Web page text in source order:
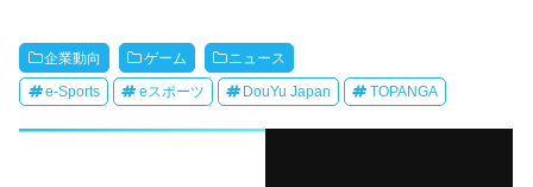
企業動向 ゲーム ニュース
e-Sports eスポーツ DouYu Japan TOPANGA